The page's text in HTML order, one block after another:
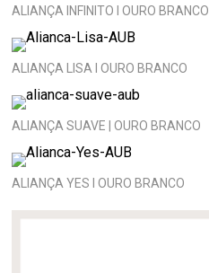
ALIANÇA INFINITO I OURO BRANCO
ALIANÇA LISA I OURO BRANCO
ALIANÇA SUAVE | OURO BRANCO
ALIANÇA YES I OURO BRANCO